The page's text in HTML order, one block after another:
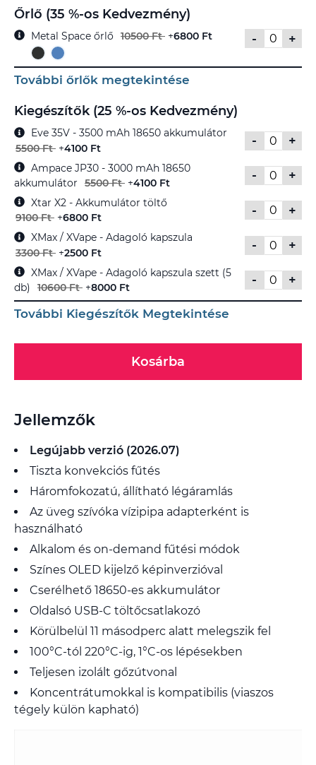
Őrlő (35 %-os Kedvezmény)
-
+
Metal Space őrlő 10500 Ft +6800 Ft
További őrlők megtekintése
Kiegészítők (25 %-os Kedvezmény)
-
+
Eve 35V - 3500 mAh 18650 akkumulátor
5500 Ft +4100 Ft
- +
Ampace JP30 - 3000 mAh 18650
akkumulátor
5500 Ft +4100 Ft
- +
Xtar X2 - Akkumulátor töltő
9100 Ft +6800 Ft
- +
XMax / XVape - Adagoló kapszula
3300 Ft +2500 Ft
- +
XMax / XVape - Adagoló kapszula szett (5
db)
10600 Ft +8000 Ft
További Kiegészítők Megtekintése
Kosárba
Jellemzők
Legújabb verzió (2026.07)
Tiszta konvekciós fűtés
Háromfokozatú, állítható légáramlás
Az üveg szívóka vízipipa adapterként is
használható
Alkalom és on-demand fűtési módok
Színes OLED kijelző képinverzióval
Cserélhető 18650-es akkumulátor
Oldalsó USB-C töltőcsatlakozó
Körülbelül 11 másodperc alatt melegszik fel
100°C-tól 220°C-ig, 1°C-os lépésekben
Teljesen izolált gőzútvonal
Koncentrátumokkal is kompatibilis (viaszos
tégely külön kapható)